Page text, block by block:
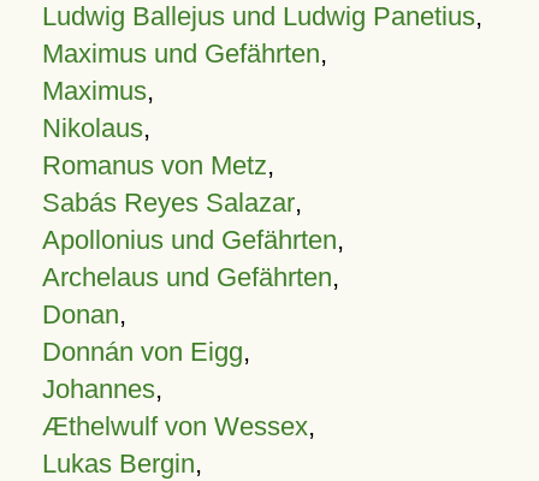
Ludwig Ballejus und Ludwig Panetius,
Maximus und Gefährten,
Maximus,
Nikolaus,
Romanus von Metz,
Sabás Reyes Salazar,
Apollonius und Gefährten,
Archelaus und Gefährten,
Donan,
Donnán von Eigg,
Johannes,
Æthelwulf von Wessex,
Lukas Bergin,